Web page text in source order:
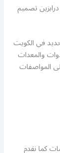
تصميم
في الكويت
والمعدات
المواصفات
كما نقدم